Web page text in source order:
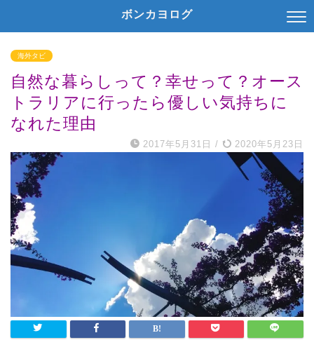
ボンカヨログ
海外タビ
自然な暮らしって？幸せって？オース
トラリアに行ったら優しい気持ちに
なれた理由
2017年5月31日 / 2020年5月23日